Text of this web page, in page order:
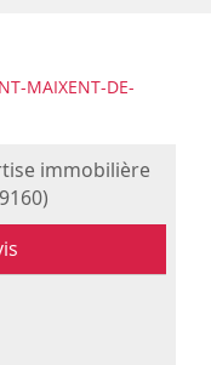
MAIXENT-DE-
immobilière